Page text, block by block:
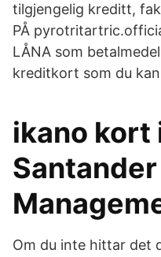
tilgjengelig kreditt,
PÅ
LÅNA som
kreditkort som du
ikano kort
Om du inte hittar det